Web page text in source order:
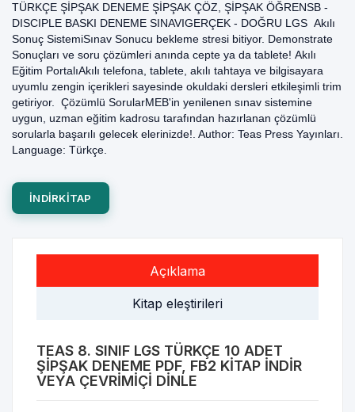
TÜRKÇE ŞİPŞAK DENEME ŞİPŞAK ÇÖZ, ŞİPŞAK ÖĞRENSB -
DISCIPLE BASKI DENEME SINAVIGERÇEK - DOĞRU LGS Akılı
Sonuç SistemiSınav Sonucu bekleme stresi bitiyor. Demonstrate
Sonuçları ve soru çözümleri anında cepte ya da tablete! Akılı
Eğitim PortalıAkılı telefona, tablete, akılı tahtaya ve bilgisayara
uyumlu zengin içerikleri sayesinde okuldaki dersleri etkileşimli trim
getiriyor. Çözümlü SorularMEB'in yenilenen sınav sistemine
uygun, uzman eğitim kadrosu tarafından hazırlanan çözümlü
sorularla başarılı gelecek elerinizde!. Author: Teas Press Yayınları.
Language: Türkçe.
INDIRKITAP
Açıklama
Kitap eleştirileri
TEAS 8. SINIF LGS TÜRKÇE 10 ADET
ŞIPŞAK DENEME PDF, FB2 KITAP INDIR
VEYA ÇEVRIMIÇI DINLE